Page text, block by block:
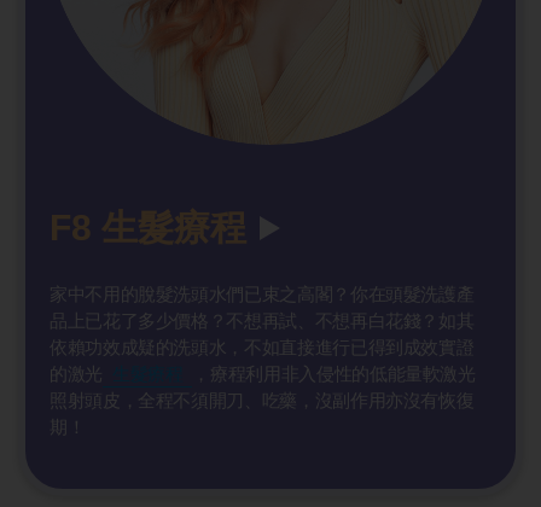
F8 生髮療程
家中不用的脫髮洗頭水們已束之高閣？你在頭髮洗護產
品上已花了多少價格？不想再試、不想再白花錢？如其
依賴功效成疑的洗頭水，不如直接進行已得到成效實證
的激光
，療程利用非入侵性的低能量軟激光
照射頭皮，全程不須開刀、吃藥，沒副作用亦沒有恢復
期！